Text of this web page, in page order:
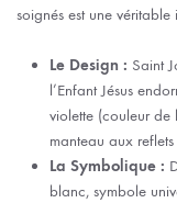
soignés est une
Le Design : Saint
l’Enfant Jésus
violette (couleur de
manteau aux reflets
La Symbolique :
blanc, symbole